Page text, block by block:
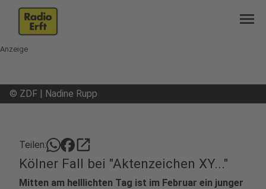
menu
Anzeige
© ZDF | Nadine Rupp
Teilen: open_in_new
Kölner Fall bei "Aktenzeichen XY..."
Mitten am helllichten Tag ist im Februar ein junger